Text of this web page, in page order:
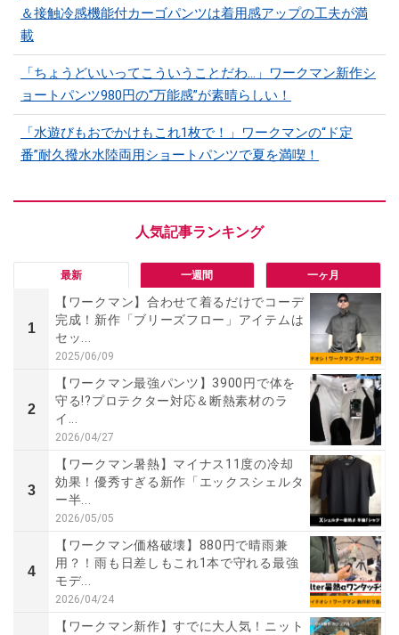
＆接触冷感機能付カーゴパンツは着用感アップの工夫が満
載
「ちょうどいいってこういうことだわ...」ワークマン新作シ
ョートパンツ980円の“万能感”が素晴らしい！
「水遊びもおでかけもこれ1枚で！」ワークマンの“ド定
番”耐久撥水水陸両用ショートパンツで夏を満喫！
最新 一週間 一ヶ月
1
【ワークマン】合わせて着るだけでコーデ
完成！新作「ブリーズフロー」アイテムは
セッ...
2025/06/09
2
【ワークマン最強パンツ】3900円で体を
守る!?プロテクター対応＆断熱素材のラ
イ...
2026/04/27
3
【ワークマン暑熱】マイナス11度の冷却
効果！優秀すぎる新作「エックスシェルタ
ー半...
2026/05/05
4
【ワークマン価格破壊】880円で晴雨兼
用？！雨も日差しもこれ1本で守れる最強
モデ...
2026/04/24
【ワークマン新作】すでに大人気！ニット